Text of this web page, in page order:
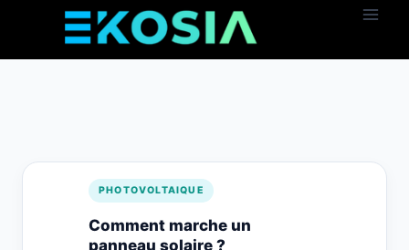
PHOTOVOLTAIQUE
Comment marche un
panneau solaire ?